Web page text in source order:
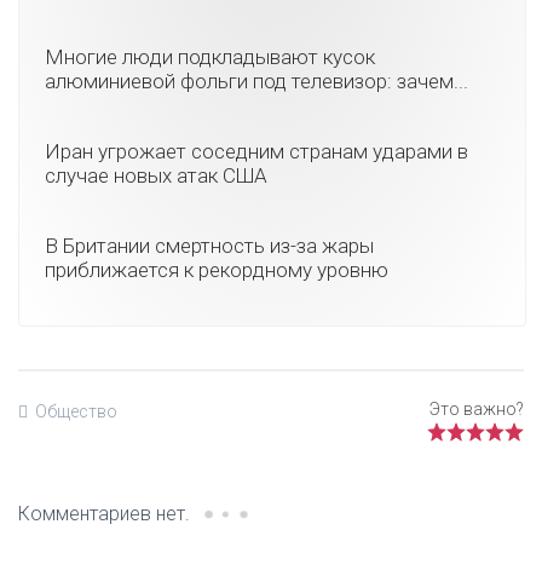
Многие люди подкладывают кусок
алюминиевой фольги под телевизор: зачем...
Иран угрожает соседним странам ударами в
случае новых атак США
В Британии смертность из-за жары
приближается к рекордному уровню
Общество
Комментариев нет.